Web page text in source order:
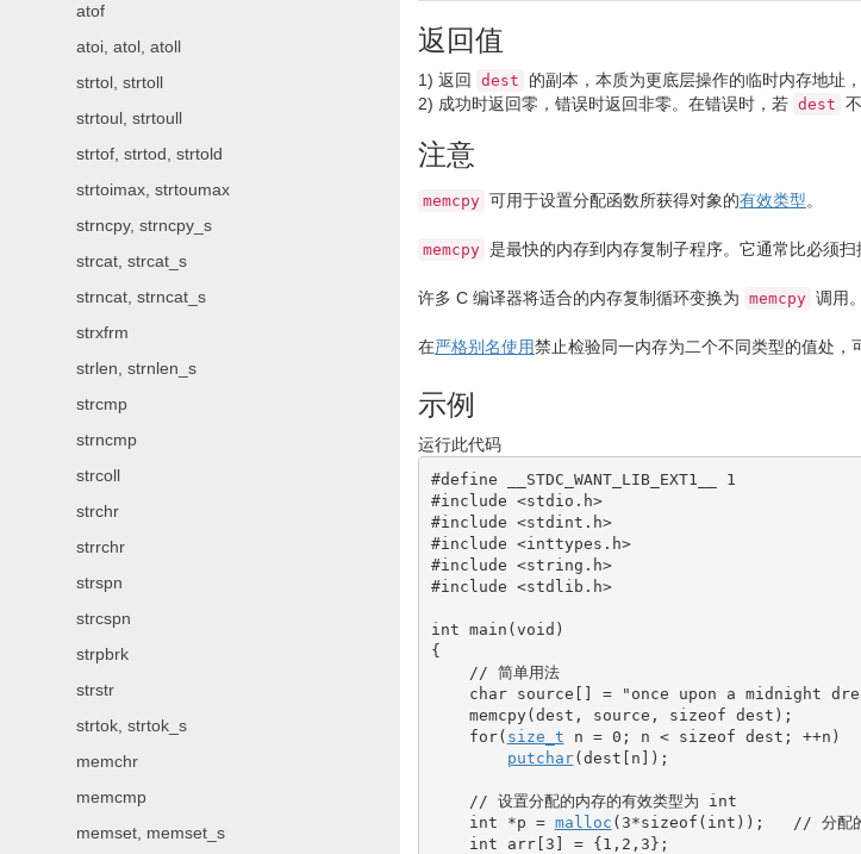
atof
atoi, atol, atoll
strtol, strtoll
strtoul, strtoull
strtof, strtod, strtold
strtoimax, strtoumax
strncpy, strncpy_s
strcat, strcat_s
strncat, strncat_s
strxfrm
strlen, strnlen_s
strcmp
strncmp
strcoll
strchr
strrchr
strspn
strcspn
strpbrk
strstr
strtok, strtok_s
memchr
memcmp
memset, memset_s
返回值
1) 返回 dest
的副本，本质为更底层操作的临时内存地址
2) 成功时返回零，错误时返回非零。在错误时，若 dest
注意
memcpy 可用于设置分配函数所获得对象的有效类型。
memcpy 是最快的内存到内存复制子程序。它通常比必须
许多 C 编译器将适合的内存复制循环变换为 memcpy 调用。
在严格别名使用禁止检验同一内存为二个不同类型的值处，
示例
运行此代码
#define __STDC_WANT_LIB_EXT1__ 1
#include <stdio.h>
#include <stdint.h>
#include <inttypes.h>
#include <string.h>
#include <stdlib.h>
int main (void )
{
// 简单用法
char source [ ] = "once upon a midnight
    memcpy
(dest, source, sizeof dest ) ;
for( size_t n = 0 ; n < sizeof dest ; ++n )
putchar(dest [ n ] ) ;
// 设置分配的内存的有效类型为 int
int
*p = malloc ( 3*sizeof ( int ) ) ;
// 分配
int arr[ 3 ] = {1 , 2 , 3} ;